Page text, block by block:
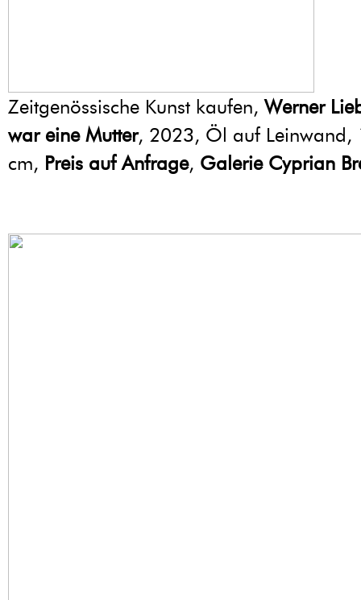
Zeitgenössische Kunst kaufen,Werner
war eine Mutter, 2023, Öl auf Leinwand,
cm, Preis auf Anfrage, Galerie Cyprian